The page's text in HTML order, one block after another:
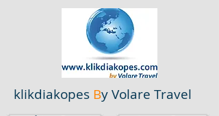
klikdiakopes By Volare Travel